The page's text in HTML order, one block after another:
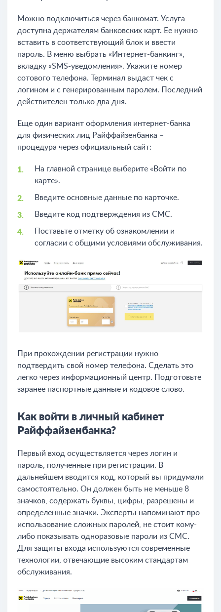
Можно подключиться через банкомат. Услуга
доступна держателям банковских карт. Ее нужно
вставить в соответствующий блок и ввести
пароль. В меню выбрать «Интернет-банкинг»,
вкладку «SMS-уведомления». Укажите номер
сотового телефона. Терминал выдаст чек с
логином и с генерированным паролем. Последний
действителен только два дня.
Еще один вариант оформления интернет-банка
для физических лиц Райффайзенбанка –
процедура через официальный сайт:
На главной странице выберите «Войти по
карте».
Введите основные данные по карточке.
Введите код подтверждения из СМС.
Поставьте отметку об ознакомлении и
согласии с общими условиями обслуживания.
При прохождении регистрации нужно
подтвердить свой номер телефона. Сделать это
легко через информационный центр. Подготовьте
заранее паспортные данные и кодовое слово.
Как войти в личный кабинет
Райффайзенбанка?
Первый вход осуществляется через логин и
пароль, полученные при регистрации. В
дальнейшем вводится код, который вы придумали
самостоятельно. Он должен быть не меньше 8
значков, содержать буквы, цифры, разрешены и
определенные значки. Эксперты напоминают про
использование сложных паролей, не стоит кому-
либо показывать одноразовые пароли из СМС.
Для защиты входа используются современные
технологии, отвечающие высоким стандартам
обслуживания.